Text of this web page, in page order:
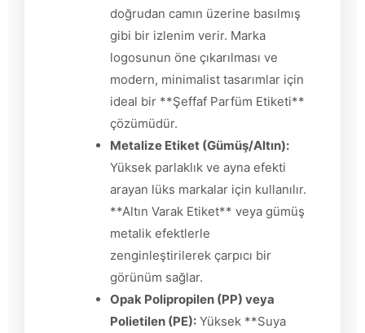
doğrudan camın üzerine basılmış
gibi bir izlenim verir. Marka
logosunun öne çıkarılması ve
modern, minimalist tasarımlar için
ideal bir **Şeffaf Parfüm Etiketi**
çözümüdür.
Metalize Etiket (Gümüş/Altın):
Yüksek parlaklık ve ayna efekti
arayan lüks markalar için kullanılır.
**Altın Varak Etiket** veya gümüş
metalik efektlerle
zenginleştirilerek çarpıcı bir
görünüm sağlar.
Opak Polipropilen (PP) veya
Polietilen (PE): Yüksek **Suya